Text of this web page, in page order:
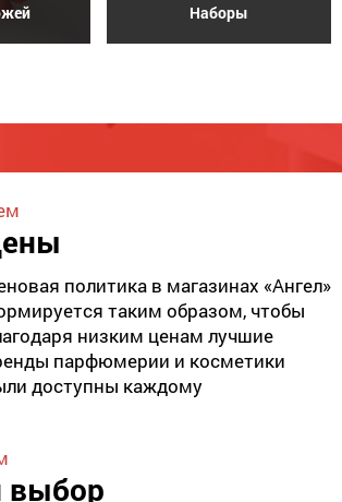
Наборы
политика в магазинах «Ангел»
таким образом, чтобы
низким ценам лучшие
парфюмерии и косметики
доступны каждому
выбор